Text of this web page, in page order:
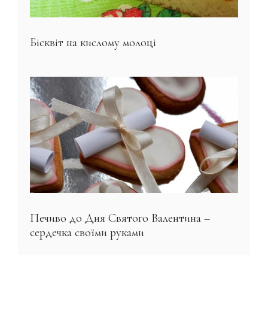
Бісквіт на кислому молоці
Печиво до Дня Святого Валентина –
сердечка своїми руками